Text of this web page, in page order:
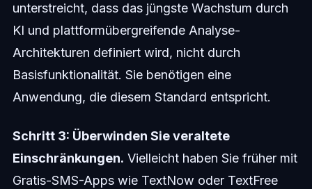
unterstreicht, dass das jüngste Wachstum durch
KI und plattformübergreifende Analyse-
Architekturen definiert wird, nicht durch
Basisfunktionalität. Sie benötigen eine
Anwendung, die diesem Standard entspricht.
Schritt 3: Überwinden Sie veraltete
Einschränkungen. Vielleicht haben Sie früher mit
Gratis-SMS-Apps wie TextNow oder TextFree